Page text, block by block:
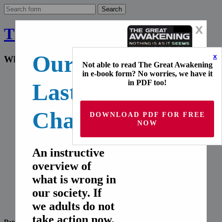
x
Not able to read The Great Awakening
in e-book form? No worries, we have it
in PDF too!
DOWNLOAD PDF FOR FREE
NOW
The Final Wakeup Call
What the world doesn't know
English
Deutsch
Español
Italiano
Home
English
Deutsch
Français
Español
Italiano
x
Our
Last
Chance!
An instructive
overview of
what is wrong in
our society. If
we adults do not